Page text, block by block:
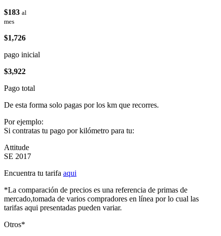
$183 al
mes
$1,726
pago inicial
$3,922
Pago total
De esta forma solo pagas por los km que recorres.
Por ejemplo:
Si contratas tu pago por kilómetro para tu:
Attitude
SE 2017
Encuentra tu tarifa aqui
*La comparación de precios es una referencia de primas de
mercado,tomada de varios compradores en línea por lo cual las
tarifas aqui presentadas pueden variar.
Otros*